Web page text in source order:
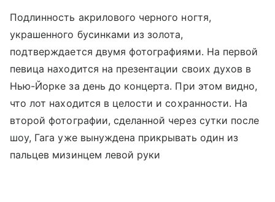
Подлинность акрилового черного ногтя,
украшенного бусинками из золота,
подтверждается двумя фотографиями. На первой
певица находится на презентации своих духов в
Нью-Йорке за день до концерта. При этом видно,
что лот находится в целости и сохранности. На
второй фотографии, сделанной через сутки после
шоу, Гага уже вынуждена прикрывать один из
пальцев мизинцем левой руки